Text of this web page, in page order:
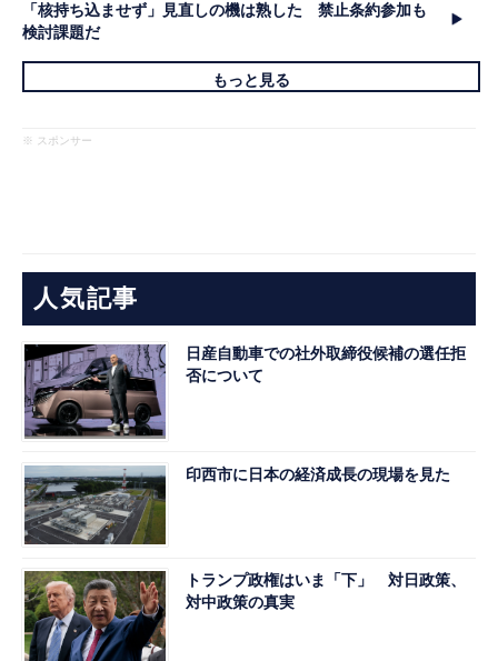
「核持ち込ませず」見直しの機は熟した 禁止条約参加も
検討課題だ
もっと見る
※ スポンサー
人気記事
日産自動車での社外取締役候補の選任拒
否について
印西市に日本の経済成長の現場を見た
トランプ政権はいま「下」 対日政策、
対中政策の真実